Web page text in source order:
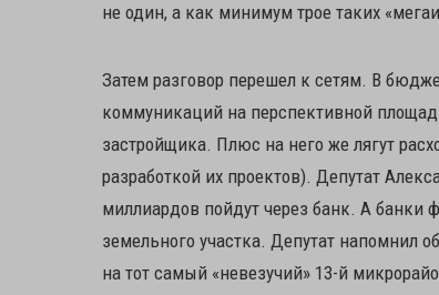
не один, а как минимум трое таких
Затем разговор перешел к сетям. В
коммуникаций на перспективной
застройщика. Плюс на него же лягут
разработкой их проектов). Депутат
миллиардов пойдут через банк. А банки
земельного участка. Депутат напомнил
на тот самый «невезучий» 13-й